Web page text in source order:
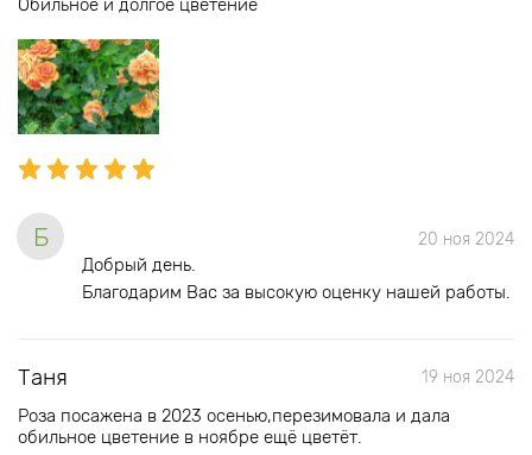
Обильное и долгое цветение
Б 20 ноя 2024
Добрый день.
Благодарим Вас за высокую оценку нашей работы.
Таня 19 ноя 2024
Роза посажена в 2023 осенью,перезимовала и дала
обильное цветение в ноябре ещё цветёт.